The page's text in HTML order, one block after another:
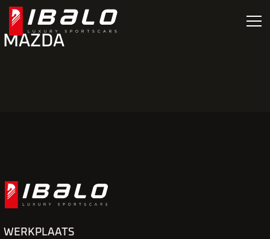
MAZDA
WERKPLAATS